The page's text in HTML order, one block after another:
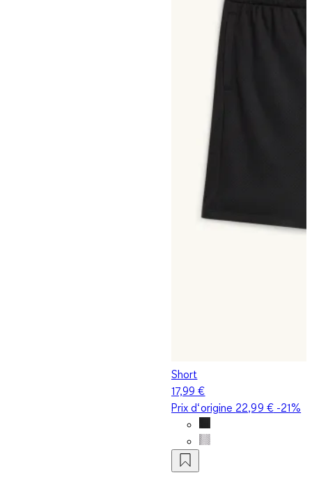
Short
17,99 €
Prix d‘origine 22,99 €-21%